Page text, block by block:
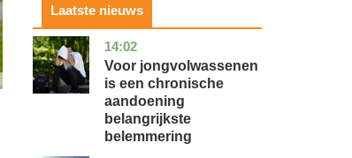
Laatste nieuws
14:02
utrecht
gezondheid
Voor jongvolwassenen
is een chronische
aandoening
belangrijkste
belemmering